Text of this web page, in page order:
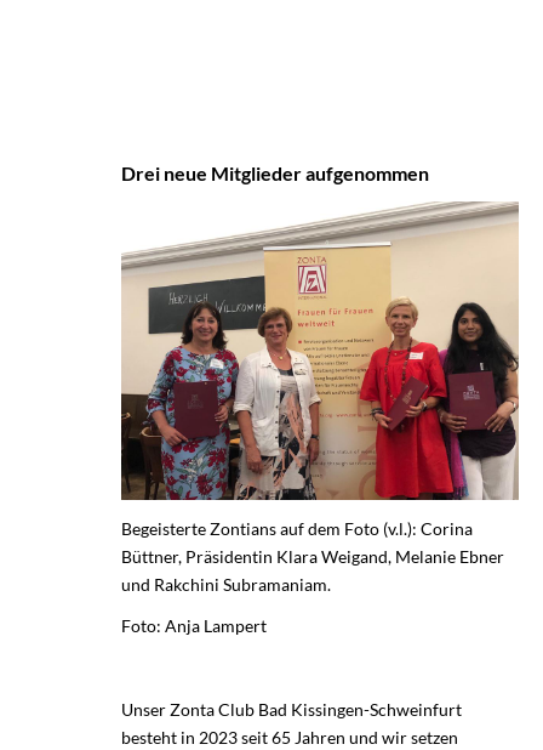
Drei neue Mitglieder aufgenommen
Begeisterte Zontians auf dem Foto (v.l.): Corina
Büttner, Präsidentin Klara Weigand, Melanie Ebner
und Rakchini Subramaniam.
Foto: Anja Lampert
Unser Zonta Club Bad Kissingen-Schweinfurt
besteht in 2023 seit 65 Jahren und wir setzen